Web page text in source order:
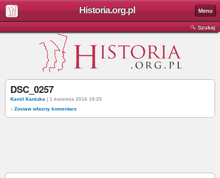
Historia.org.pl Menu
Szukaj
DSC_0257
Kamil Kaniuka | 1 kwietnia 2016 18:25
↓ Zostaw własny komentarz